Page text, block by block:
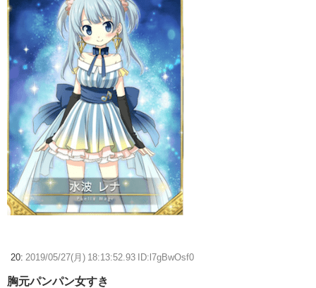
20: 2019/05/27(月) 18:13:52.93 ID:l7gBwOsf0
胸元パンパン女すき